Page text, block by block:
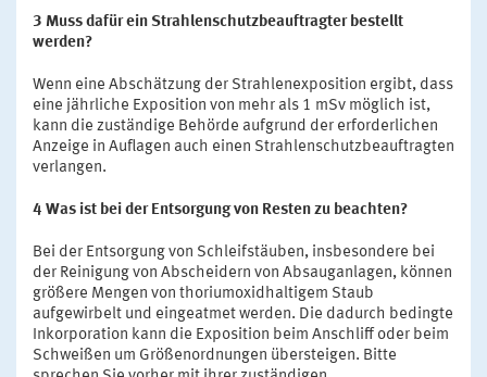
3 Muss dafür ein Strahlenschutzbeauftragter bestellt
werden?
Wenn eine Abschätzung der Strahlenexposition ergibt, dass
eine jährliche Exposition von mehr als 1 mSv möglich ist,
kann die zuständige Behörde aufgrund der erforderlichen
Anzeige in Auflagen auch einen Strahlenschutzbeauftragten
verlangen.
4 Was ist bei der Entsorgung von Resten zu beachten?
Bei der Entsorgung von Schleifstäuben, insbesondere bei
der Reinigung von Abscheidern von Absauganlagen, können
größere Mengen von thoriumoxidhaltigem Staub
aufgewirbelt und eingeatmet werden. Die dadurch bedingte
Inkorporation kann die Exposition beim Anschliff oder beim
Schweißen um Größenordnungen übersteigen. Bitte